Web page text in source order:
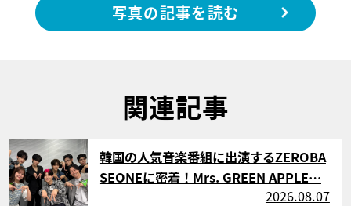
写真の記事を読む
関連記事
サムネイル
韓国の人気音楽番組に出演するZEROBA
SEONEに密着！Mrs. GREEN APPLE…
2026.08.07